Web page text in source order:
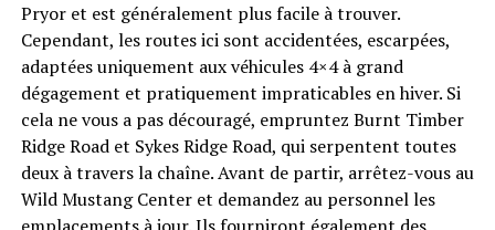
Pryor et est généralement plus facile à trouver.
Cependant, les routes ici sont accidentées, escarpées,
adaptées uniquement aux véhicules 4×4 à grand
dégagement et pratiquement impraticables en hiver. Si
cela ne vous a pas découragé, empruntez Burnt Timber
Ridge Road et Sykes Ridge Road, qui serpentent toutes
deux à travers la chaîne. Avant de partir, arrêtez-vous au
Wild Mustang Center et demandez au personnel les